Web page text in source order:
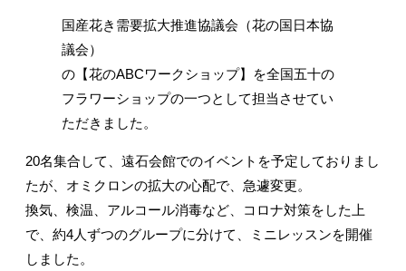
国産花き需要拡大推進協議会（花の国日本協
議会）
の【花のABCワークショップ】を全国五十の
フラワーショップの一つとして担当させてい
ただきました。
20名集合して、遠石会館でのイベントを予定しておりまし
たが、オミクロンの拡大の心配で、急遽変更。
換気、検温、アルコール消毒など、コロナ対策をした上
で、約4人ずつのグループに分けて、ミニレッスンを開催
しました。